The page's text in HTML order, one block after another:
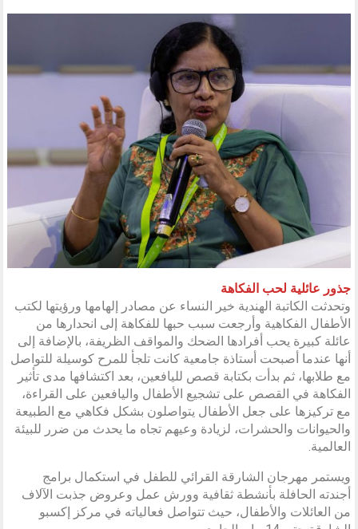
جذور عائلية لحب الفكاهة
وتحدثت الكاتبة الهندية خير النساء عن مصادر إلهامها ورؤيتها لكتب
الأطفال الفكاهية وأرجعت سبب حبها للفكاهة إلى انحدارها من
عائلة كبيرة يحب أفرادها الضحك والمواقف الظريفة، بالإضافة إلى
أنها عندما أصبحت أستاذة جامعية كانت تلجأ للمرح كوسيلة للتواصل
مع طلابها، ثم بدأت بكتابة قصص لليافعين، بعد اكتشافها مدى تأثير
الفكاهة في القصص على تشجيع الأطفال واليافعين على القراءة،
مع تركيزها على جعل الأطفال يتواصلون بشكل فكاهي مع الطبيعة
والحيوانات والحشرات، لزيادة وعيهم تجاه ما يحدث من ضرر للبيئة
العالمية.
ويستمر مهرجان الشارقة القرائي للطفل في استكمال برامج
أجندته الحافلة بأنشطة ثقافية وورش عمل وعروض جذبت الآلاف
من العائلات والأطفال، حيث تتواصل فعالياته في مركز إكسبو